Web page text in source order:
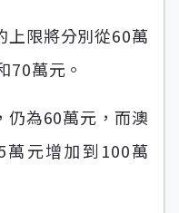
上限將分別從60萬
70萬元。
仍為60萬元，而澳
元增加到100萬